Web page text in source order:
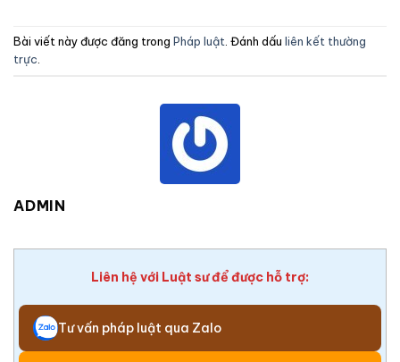
Bài viết này được đăng trong Pháp luật . Đánh dấu liên kết thường
trực
ADMIN
Liên hệ với Luật sư để được hỗ trợ:
Tư vấn pháp luật qua Zalo